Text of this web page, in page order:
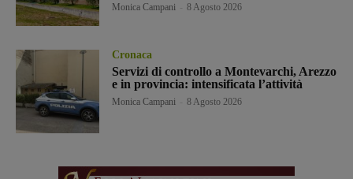
Monica Campani 8 Agosto 2026
Cronaca
Servizi di controllo a Montevarchi, Arezzo
e in provincia: intensificata l’attività
Monica Campani 8 Agosto 2026